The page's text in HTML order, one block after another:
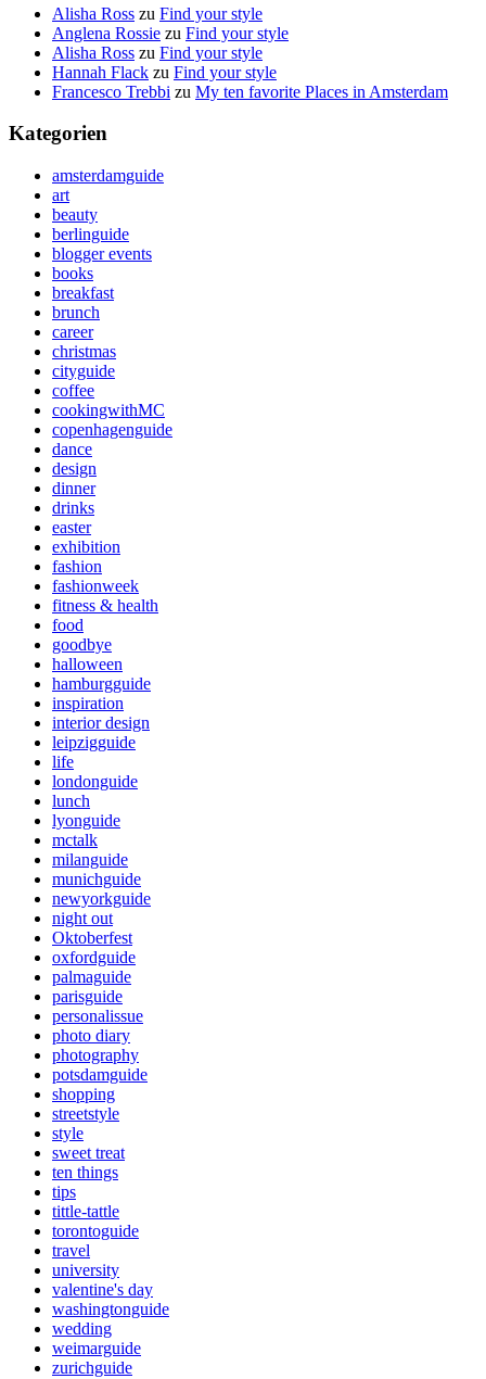
Alisha Ross zu Find your style
Anglena Rossie zu Find your style
Alisha Ross zu Find your style
Hannah Flack zu Find your style
Francesco Trebbi zu My ten favorite Places in Amsterdam
Kategorien
amsterdamguide
art
beauty
berlinguide
blogger events
books
breakfast
brunch
career
christmas
cityguide
coffee
cookingwithMC
copenhagenguide
dance
design
dinner
drinks
easter
exhibition
fashion
fashionweek
fitness & health
food
goodbye
halloween
hamburgguide
inspiration
interior design
leipzigguide
life
londonguide
lunch
lyonguide
mctalk
milanguide
munichguide
newyorkguide
night out
Oktoberfest
oxfordguide
palmaguide
parisguide
personalissue
photo diary
photography
potsdamguide
shopping
streetstyle
style
sweet treat
ten things
tips
tittle-tattle
torontoguide
travel
university
valentine's day
washingtonguide
wedding
weimarguide
zurichguide